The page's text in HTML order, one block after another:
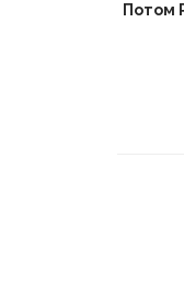
Потом